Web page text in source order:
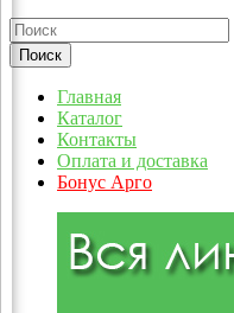
Главная
Каталог
Контакты
Оплата и доставка
Бонус Арго